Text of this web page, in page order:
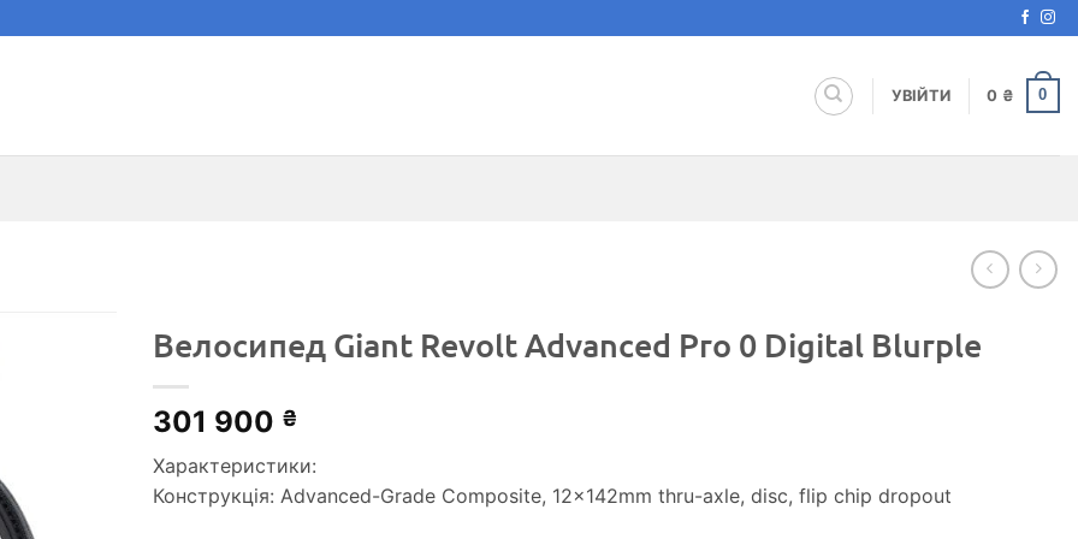
УВІЙТИ 0 ₴ 0
Велосипед Giant Revolt Advanced Pro 0 Digital Blurple
301 900 ₴
Характеристики:
Конструкція: Advanced-Grade Composite, 12x142mm thru-axle, disc, flip chip dropout